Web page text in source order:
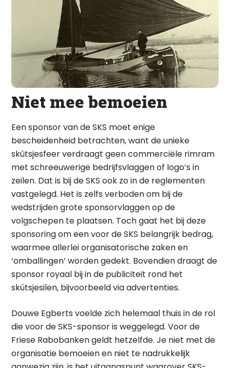
Niet mee bemoeien
Een sponsor van de SKS moet enige
bescheidenheid betrachten, want de unieke
skûtsjesfeer verdraagt geen commerciële rimram
met schreeuwerige bedrijfsvlaggen of logo’s in
zeilen. Dat is bij de SKS ook zo in de reglementen
vastgelegd. Het is zelfs verboden om bij de
wedstrijden grote sponsorvlaggen op de
volgschepen te plaatsen. Toch gaat het bij deze
sponsoring om een voor de SKS belangrijk bedrag,
waarmee allerlei organisatorische zaken en
‘omballingen’ worden gedekt. Bovendien draagt de
sponsor royaal bij in de publiciteit rond het
skûtsjesilen, bijvoorbeeld via advertenties.
Douwe Egberts voelde zich helemaal thuis in de rol
die voor de SKS-sponsor is weggelegd. Voor de
Friese Rabobanken geldt hetzelfde. Je niet met de
organisatie bemoeien en niet te nadrukkelijk